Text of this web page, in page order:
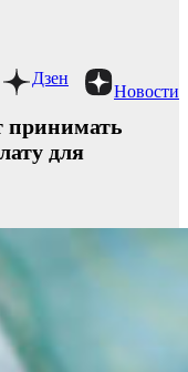
Новости
Дзен
принимать
для